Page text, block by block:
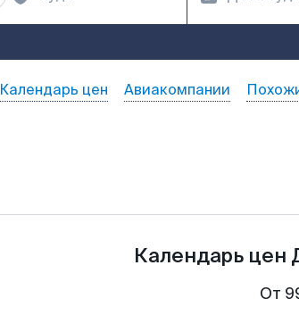
Календарь цен Авиакомпании
Календарь цен
От